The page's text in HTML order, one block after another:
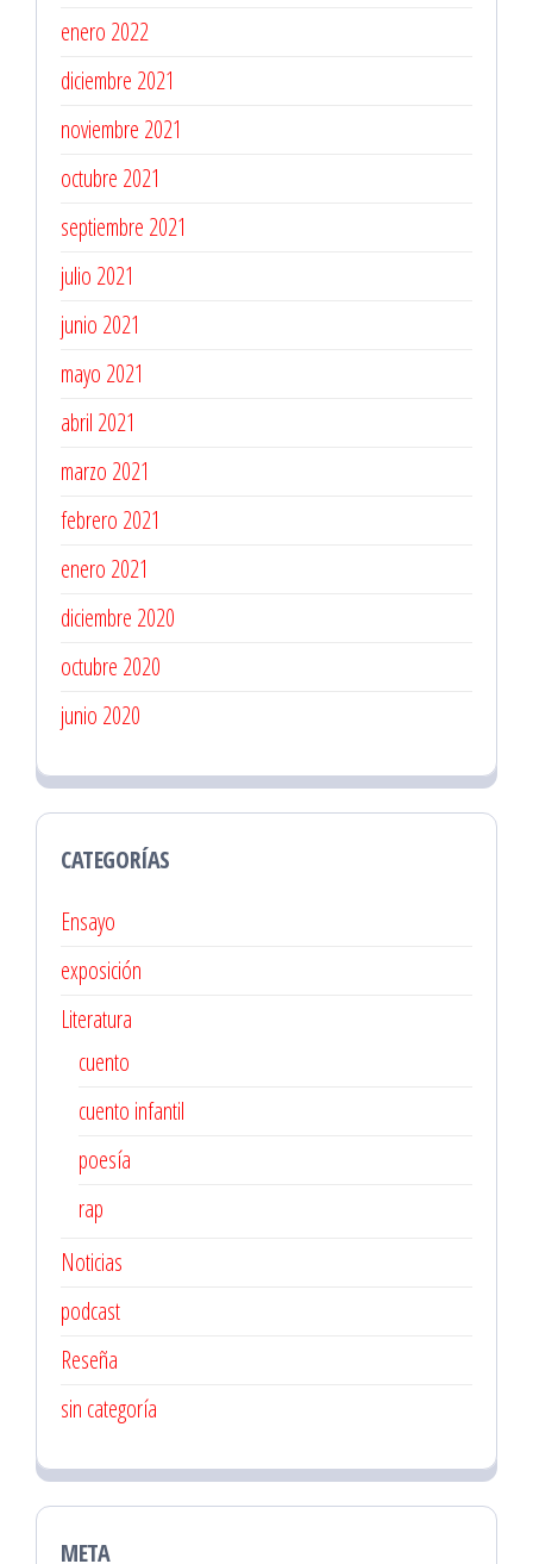
enero 2022
diciembre 2021
noviembre 2021
octubre 2021
septiembre 2021
julio 2021
junio 2021
mayo 2021
abril 2021
marzo 2021
febrero 2021
enero 2021
diciembre 2020
octubre 2020
junio 2020
CATEGORÍAS
Ensayo
exposición
Literatura
cuento
cuento infantil
poesía
rap
Noticias
podcast
Reseña
sin categoría
META